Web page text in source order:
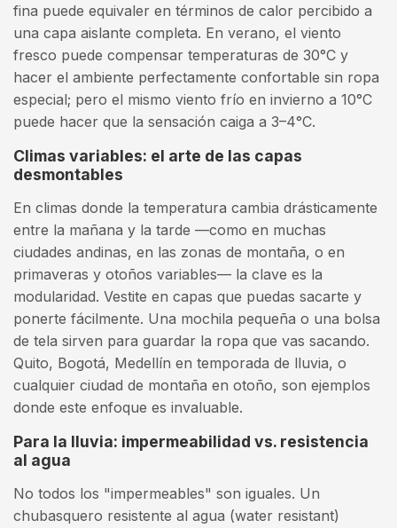
fina puede equivaler en términos de calor percibido a
una capa aislante completa. En verano, el viento
fresco puede compensar temperaturas de 30°C y
hacer el ambiente perfectamente confortable sin ropa
especial; pero el mismo viento frío en invierno a 10°C
puede hacer que la sensación caiga a 3–4°C.
Climas variables: el arte de las capas
desmontables
En climas donde la temperatura cambia drásticamente
entre la mañana y la tarde —como en muchas
ciudades andinas, en las zonas de montaña, o en
primaveras y otoños variables— la clave es la
modularidad. Vestite en capas que puedas sacarte y
ponerte fácilmente. Una mochila pequeña o una bolsa
de tela sirven para guardar la ropa que vas sacando.
Quito, Bogotá, Medellín en temporada de lluvia, o
cualquier ciudad de montaña en otoño, son ejemplos
donde este enfoque es invaluable.
Para la lluvia: impermeabilidad vs. resistencia
al agua
No todos los "impermeables" son iguales. Un
chubasquero resistente al agua (water resistant)